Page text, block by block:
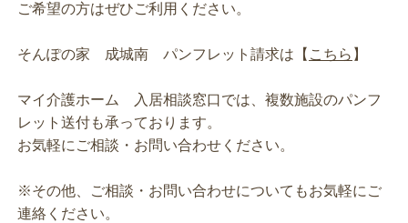
ご希望の方はぜひご利用ください。
そんぽの家 成城南 パンフレット請求は【 こちら 】
マイ介護ホーム 入居相談窓口では、複数施設のパンフ
レット送付も承っております。
お気軽にご相談・お問い合わせください。
※その他、ご相談・お問い合わせについてもお気軽にご
連絡ください。